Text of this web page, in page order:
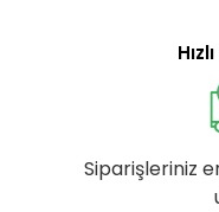
Siparişleriniz